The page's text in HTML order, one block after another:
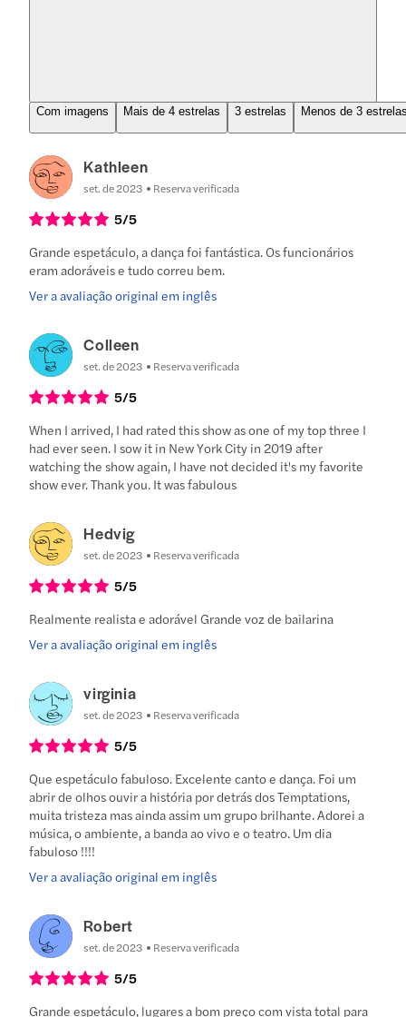
Com imagens Mais de 4 estrelas 3 estrelas Menos de 3
Kathleen
set. de 2023 Reserva verificada
5/5
Grande espetáculo, a dança foi fantástica. Os funcionários
eram adoráveis e tudo correu bem.
Ver a avaliação original em inglês
Colleen
set. de 2023 Reserva verificada
5/5
When I arrived, I had rated this show as one of my top three I
had ever seen. I sow it in New York City in 2019 after
watching the show again, I have not decided it's my favorite
show ever. Thank you. It was fabulous
Hedvig
set. de 2023 Reserva verificada
5/5
Realmente realista e adorável Grande voz de bailarina
Ver a avaliação original em inglês
virginia
set. de 2023 Reserva verificada
5/5
Que espetáculo fabuloso. Excelente canto e dança. Foi um
abrir de olhos ouvir a história por detrás dos Temptations,
muita tristeza mas ainda assim um grupo brilhante. Adorei a
música, o ambiente, a banda ao vivo e o teatro. Um dia
fabuloso !!!!
Ver a avaliação original em inglês
Robert
set. de 2023 Reserva verificada
5/5
Grande espetáculo, lugares a bom preço com vista total para